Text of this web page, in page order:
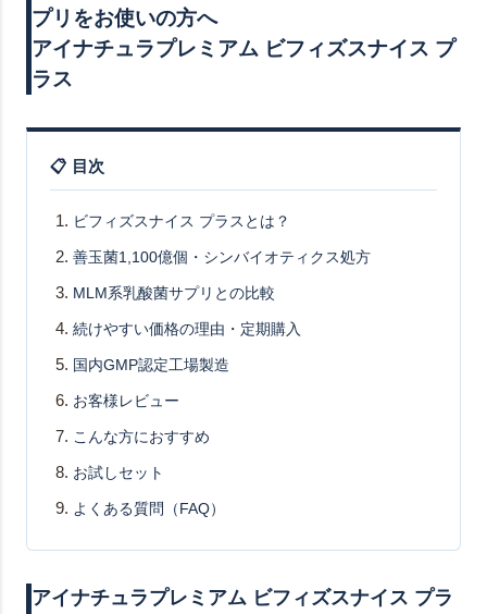
プリをお使いの方へ
アイナチュラプレミアム ビフィズスナイス プ
ラス
📋 目次
ビフィズスナイス プラスとは？
善玉菌1,100億個・シンバイオティクス処方
MLM系乳酸菌サプリとの比較
続けやすい価格の理由・定期購入
国内GMP認定工場製造
お客様レビュー
こんな方におすすめ
お試しセット
よくある質問（FAQ）
アイナチュラプレミアム ビフィズスナイス プラ